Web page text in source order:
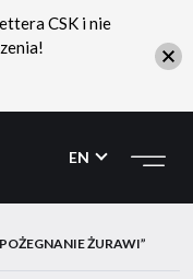
EN
ŻURAWI”
CSK i nie